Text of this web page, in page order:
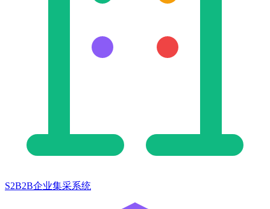
S2B2B企业集采系统